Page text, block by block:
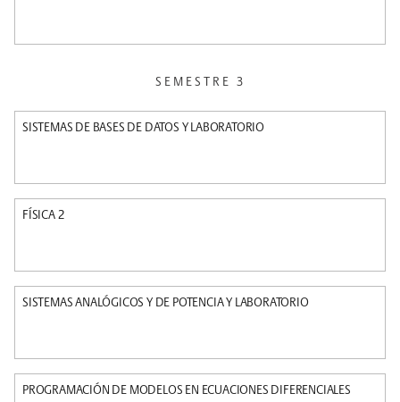
SEMESTRE 3
SISTEMAS DE BASES DE DATOS Y LABORATORIO
FÍSICA 2
SISTEMAS ANALÓGICOS Y DE POTENCIA Y LABORATORIO
PROGRAMACIÓN DE MODELOS EN ECUACIONES DIFERENCIALES